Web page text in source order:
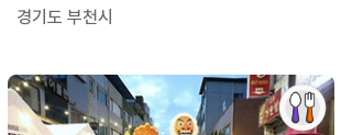
경기도 부천시